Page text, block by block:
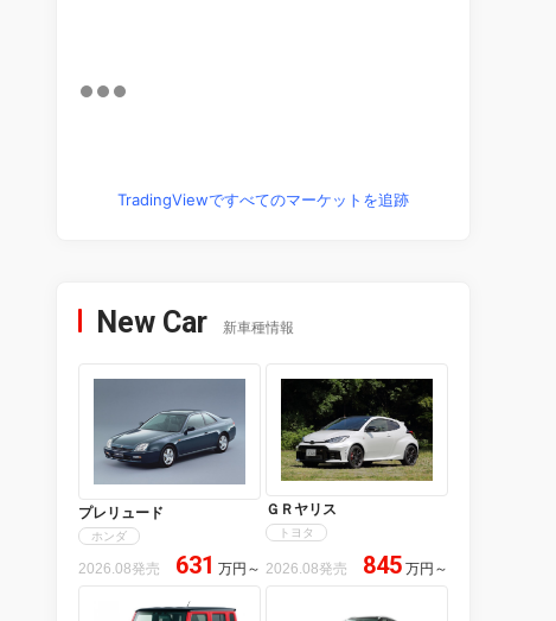
TradingViewですべてのマーケットを追跡
New Car 新車種情報
プレリュード
ホンダ
2026.08発売 631 万円 ～
ＧＲヤリス
トヨタ
2026.08発売 845 万円 ～